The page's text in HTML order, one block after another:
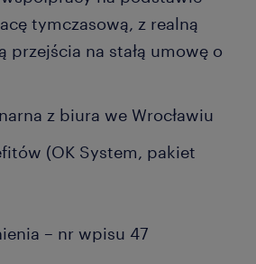
tymczasową, z realną
przejścia na stałą umowę o
z biura we Wrocławiu
(OK System, pakiet
– nr wpisu 47